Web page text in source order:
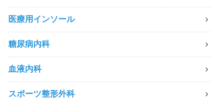
医療用インソール
糖尿病内科
血液内科
スポーツ整形外科